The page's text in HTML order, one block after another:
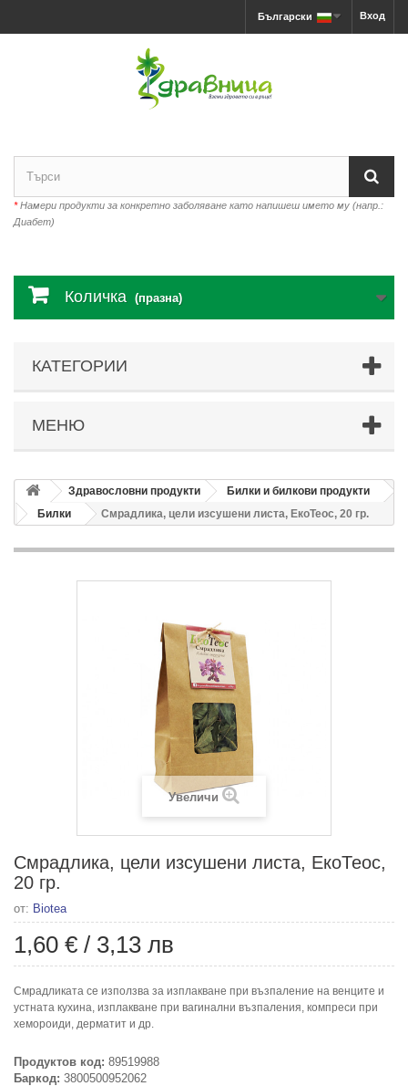
Вход
Български
*Намери продукти за конкретно заболяване като напишеш името му (напр.:
Диабет)
Количка (празна)
КАТЕГОРИИ
МЕНЮ
Здравословни продукти
Билки и билкови продукти
Билки
Смрадлика, цели изсушени листа, ЕкоТеос, 20 гр.
Увеличи
Смрадлика, цели изсушени листа, ЕкоТеос,
20 гр.
от: Biotea
1,60 € / 3,13 лв
Смрадликата се използва за изплакване при възпаление на венците и
устната кухина, изплакване при вагинални възпаления, компреси при
хемороиди, дерматит и др.
Продуктов код: 89519988
Баркод: 3800500952062